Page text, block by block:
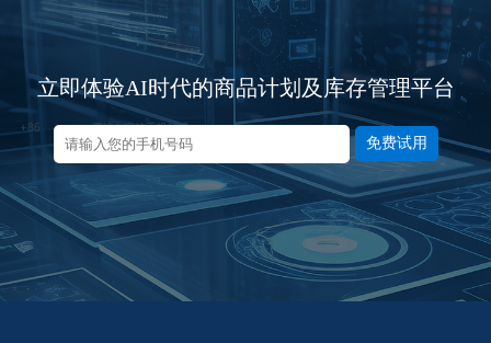
立即体验AI时代的商品计划及库存管理平台
免费试用